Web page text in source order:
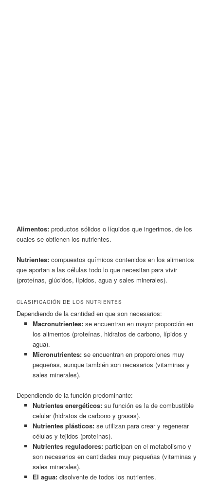
Alimentos: productos sólidos o líquidos que ingerimos, de los
cuales se obtienen los nutrientes.
Nutrientes: compuestos químicos contenidos en los alimentos
que aportan a las células todo lo que necesitan para vivir
(proteínas, glúcidos, lípidos, agua y sales minerales).
CLASIFICACIÓN DE LOS NUTRIENTES
Dependiendo de la cantidad en que son necesarios:
Macronutrientes:se encuentran en mayor proporción en
los alimentos (proteínas, hidratos de carbono, lípidos y
agua).
Micronutrientes:se encuentran en proporciones muy
pequeñas, aunque también son necesarios (vitaminas y
sales minerales).
Dependiendo de la función predominante:
Nutrientes energéticos:su función es la de combustible
celular (hidratos de carbono y grasas).
Nutrientes plásticos:se utilizan para crear y regenerar
células y tejidos (proteínas).
Nutrientes reguladores:participan en el metabolismo y
son necesarios en cantidades muy pequeñas (vitaminas y
sales minerales).
El agua:disolvente de todos los nutrientes.